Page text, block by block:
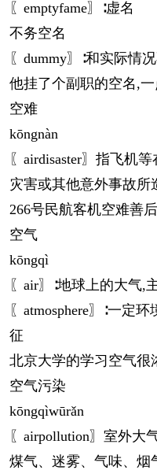
〖emptyfame〗∶虚名
不务空名
〖dummy〗∶和实际情
他挂了个副职的空名,
空难
kōngnàn
〖airdisaster〗指飞机
灾害或其他意外事故所
266号民航客机空难善
空气
kōngqì
〖air〗∶地球上的大气,
〖atmosphere〗∶一定
征
北京大学的学习空气很
空气污染
kōngqìwūrǎn
〖airpollution〗室外大
煤气、迷雾、气味、烟